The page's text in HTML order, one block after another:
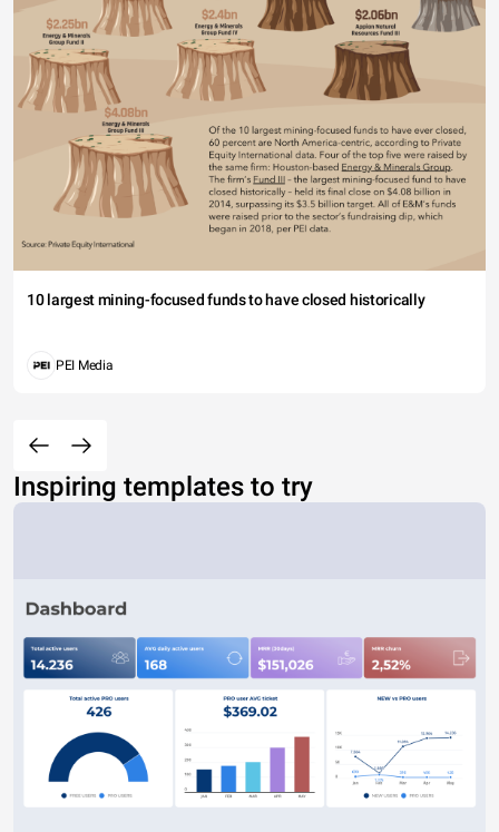
10 largest mining-focused funds to have closed historically
PEI Media
Inspiring templates to try